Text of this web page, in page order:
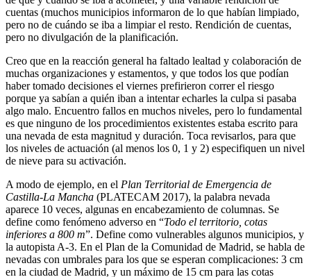
cuentas (muchos municipios informaron de lo que habían limpiado,
pero no de cuándo se iba a limpiar el resto. Rendición de cuentas,
pero no divulgación de la planificación.
Creo que en la reacción general ha faltado lealtad y colaboración de
muchas organizaciones y estamentos, y que todos los que podían
haber tomado decisiones el viernes prefirieron correr el riesgo
porque ya sabían a quién iban a intentar echarles la culpa si pasaba
algo malo. Encuentro fallos en muchos niveles, pero lo fundamental
es que ninguno de los procedimientos existentes estaba escrito para
una nevada de esta magnitud y duración. Toca revisarlos, para que
los niveles de actuación (al menos los 0, 1 y 2) especifiquen un nivel
de nieve para su activación.
A modo de ejemplo, en el Plan Territorial de Emergencia de
Castilla-La Mancha (PLATECAM 2017), la palabra nevada
aparece 10 veces, algunas en encabezamiento de columnas. Se
define como fenómeno adverso en “Todo el territorio, cotas
inferiores a 800 m”. Define como vulnerables algunos municipios, y
la autopista A-3. En el Plan de la Comunidad de Madrid, se habla de
nevadas con umbrales para los que se esperan complicaciones: 3 cm
en la ciudad de Madrid, y un máximo de 15 cm para las cotas